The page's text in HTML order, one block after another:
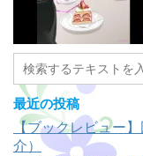
最近の投稿
【ブックレビュー
介）